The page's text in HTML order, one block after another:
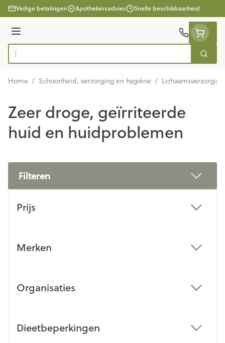
Ga naar de inhoud
Veilige betalingen Apothekersadvies Snelle beschikbaarheid
Menu
Product, merk, categorie...
Zoek
Home / Schoonheid, verzorging en hygiëne / Lichaamsverzorging
Zeer droge, geïrriteerde
huid en huidproblemen
Filteren
Prijs
Merken
Organisaties
Dieetbeperkingen